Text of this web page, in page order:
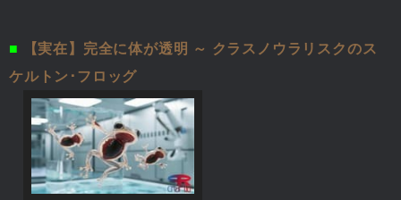
■
【実在】完全に体が透明 ～ クラスノウラリスクのス
ケルトン･フロッグ